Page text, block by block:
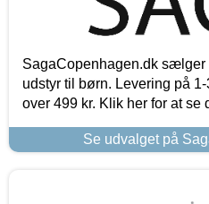
SagaCopenhagen.dk
udstyr til børn. Levering på
over 499 kr. Klik her for at se
Se udvalget på